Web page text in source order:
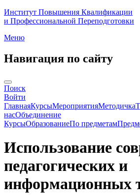
Институт Повышения Квалификации
и Профессиональной Переподготовки
Меню
Навигация по сайту
Поиск
Войти
ГлавнаяКурсыМероприятияМетодичка
насОбъединение
КурсыОбразованиеПо предметам
Использование
педагогических и
информационных